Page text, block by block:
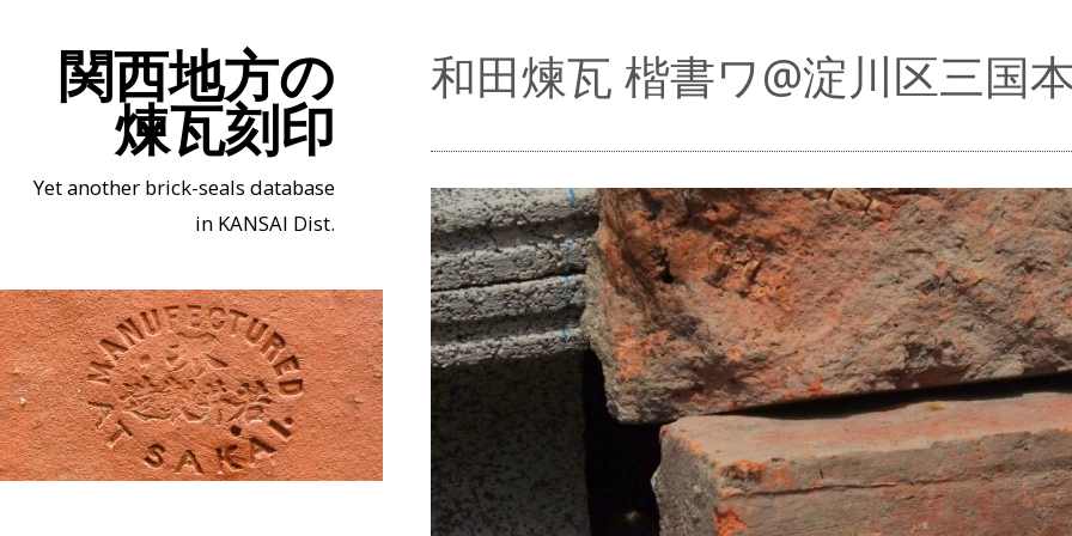
関西地方の
煉瓦刻印
Yet another brick-seals database
in KANSAI Dist.
和田煉瓦 楷書ワ@淀川区三国